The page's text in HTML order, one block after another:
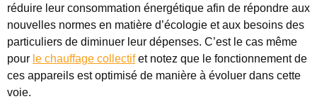
réduire leur consommation énergétique afin de répondre aux
nouvelles normes en matière d’écologie et aux besoins des
particuliers de diminuer leur dépenses. C’est le cas même
pour le chauffage collectifet notez que le fonctionnement de
ces appareils est optimisé de manière à évoluer dans cette
voie.